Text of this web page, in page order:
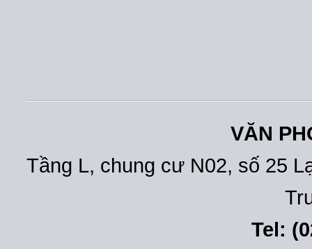
VĂN
Tầng L, chung cư N02, số 25
Tel: